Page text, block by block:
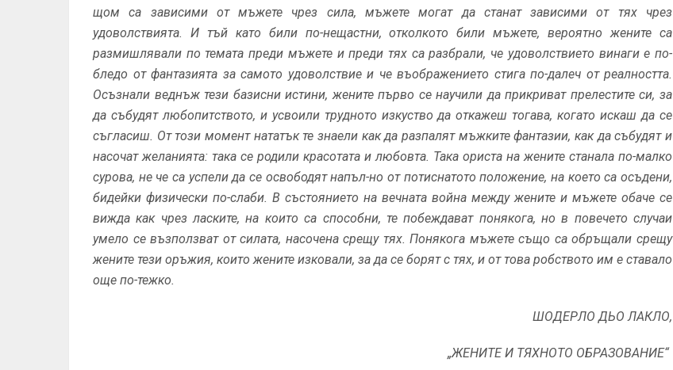
щом са зависими от мъжете чрез сила, мъжете могат да станат зависими от тях чрез
удоволствията. И тъй като били по-нещастни, отколкото били мъжете, вероятно жените са
размишлявали по темата преди мъжете и преди тях са разбра­ли, че удоволствието винаги е по-
бледо от фантазията за само­то удоволствие и че въображението стига по-далеч от реалност­та.
Осъзнали веднъж тези базисни истини, жените първо се на­учили да прикриват прелестите си, за
да събудят любопит­ството, и усвоили трудното изкуство да откажеш тогава, когато искаш да се
съгласиш. От този момент нататък те знаели как да разпа­лят мъжките фанта­зии, как да събудят и
насочат желанията: така се родили красо­тата и любовта. Така ориста на жените станала по-малко
сурова, не че са успели да се освободят напъл-но от потиснатото положение, на което са осъдени,
бидейки физически по-слаби. В състоянието на вечната война между жените и мъжете обаче се
вижда как чрез ласките, на кои­то са способни, те по­беждават понякога, но в повечето случаи
умело се възползват от силата, насочена срещу тях. Понякога мъжете също са обръ­щали срещу
жените тези оръжия, които жените изковали, за да се борят с тях, и от това робството им е ставало
още по-тежко.
ШОДЕРЛО ДЬО ЛАКЛО,
„ЖЕНИТЕ И ТЯХНОТО ОБРАЗОВАНИЕ“